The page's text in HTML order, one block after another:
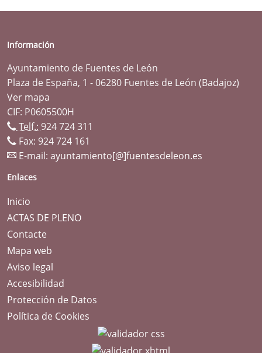
Información
Ayuntamiento de Fuentes de León
Plaza de España, 1 - 06280 Fuentes de León (Badajoz)
Ver mapa
CIF: P0605500H
Telf.: 924 724 311
Fax: 924 724 161
E-mail: ayuntamiento[@]fuentesdeleon.es
Enlaces
Inicio
ACTAS DE PLENO
Contacte
Mapa web
Aviso legal
Accesibilidad
Protección de Datos
Política de Cookies